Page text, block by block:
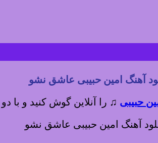
آهنگ امین حبیبی عاشق نشو
حبیبی ♫ را آنلاین گوش کنید و با